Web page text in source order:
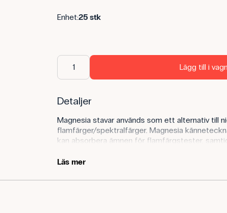
Enhet:25 stk
Lägg till i
Detaljer
Magnesia stavar används som ett alternativ till
flamfärger/spektralfärger. Magnesia
kan absorbera ämnen för flamfärgstester,
Läs mer